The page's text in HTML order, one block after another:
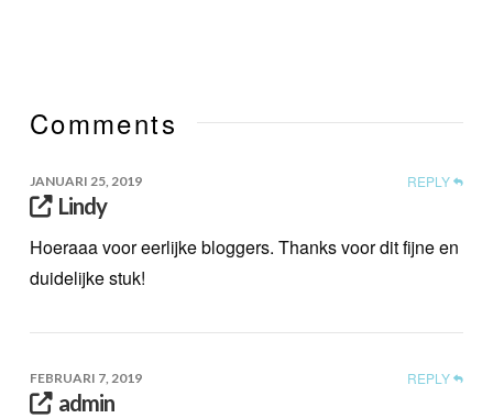
Comments
JANUARI 25, 2019 REPLY
Lindy
Hoeraaa voor eerlijke bloggers. Thanks voor dit fijne en
duidelijke stuk!
FEBRUARI 7, 2019 REPLY
admin